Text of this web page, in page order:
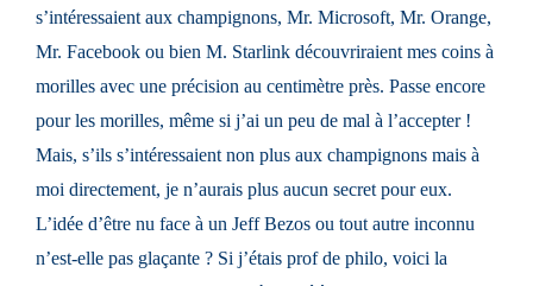
s’intéressaient aux champignons, Mr. Microsoft, Mr. Orange,
Mr. Facebook ou bien M. Starlink découvriraient mes coins à
morilles avec une précision au centimètre près. Passe encore
pour les morilles, même si j’ai un peu de mal à l’accepter !
Mais, s’ils s’intéressaient non plus aux champignons mais à
moi directement, je n’aurais plus aucun secret pour eux.
L’idée d’être nu face à un Jeff Bezos ou tout autre inconnu
n’est-elle pas glaçante ? Si j’étais prof de philo, voici la